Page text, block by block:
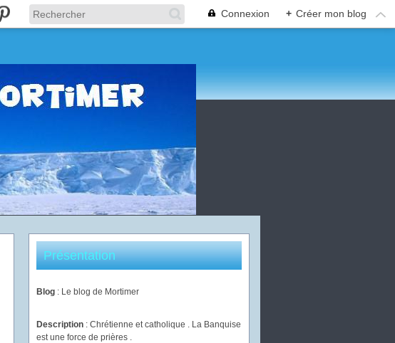
Connexion + Créer mon blog
Présentation
Blog : Le blog de Mortimer
Description : Chrétienne et catholique . La Banquise
est une force de prières .